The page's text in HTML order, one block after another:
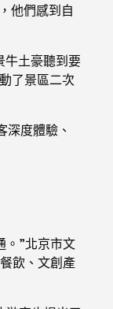
他們感到自
牛土豪聽到要
了景區二次
度體驗、
。”北京市文
飲、文創產